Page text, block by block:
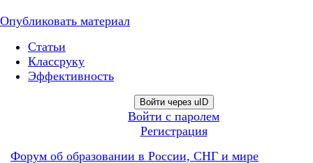
Опубликовать материал
Статьи
Классруку
Эффективность
Войти через uID
Войти с паролем
Регистрация
Форум об образовании в России, СНГ и мире